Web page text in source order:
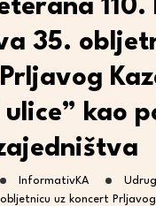
35.
kao
InformativKA
uz koncert